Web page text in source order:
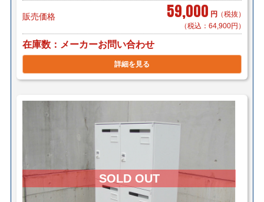
販売価格 59,000 円 （税抜）
（税込：64,900円）
在庫数 メーカーお問い合わせ
詳細を見る